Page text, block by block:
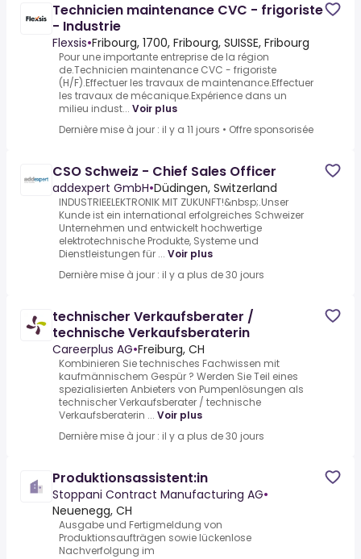
Technicien maintenance CVC - frigoriste
- Industrie
Flexsis•Fribourg, 1700, Fribourg, SUISSE, Fribourg
Pour une importante entreprise de la région
de.Technicien maintenance CVC - frigoriste
(H/F).Effectuer les travaux de maintenance.Effectuer
les travaux de mécanique.Expérience dans un
milieu indust... Voir plus
Dernière mise à jour : il y a 11 jours • Offre sponsorisée
CSO Schweiz - Chief Sales Officer
addexpert GmbH•Düdingen, Switzerland
INDUSTRIEELEKTRONIK MIT ZUKUNFT!&nbsp;.Unser
Kunde ist ein international erfolgreiches Schweizer
Unternehmen und entwickelt hochwertige
elektrotechnische Produkte, Systeme und
Dienstleistungen für ... Voir plus
Dernière mise à jour : il y a plus de 30 jours
technischer Verkaufsberater /
technische Verkaufsberaterin
Careerplus AG•Freiburg, CH
Kombinieren Sie technisches Fachwissen mit
kaufmännischem Gespür ? Werden Sie Teil eines
spezialisierten Anbieters von Pumpenlösungen als
technischer Verkaufsberater / technische
Verkaufsberaterin ... Voir plus
Dernière mise à jour : il y a plus de 30 jours
Produktionsassistent:in
Stoppani Contract Manufacturing AG•
Neuenegg, CH
Ausgabe und Fertigmeldung von
Produktionsaufträgen sowie lückenlose
Nachverfolgung im